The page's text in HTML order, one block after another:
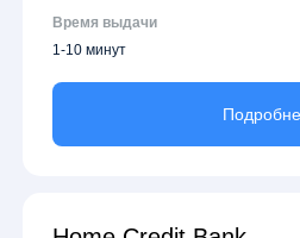
Время выдачи
1-10 минут